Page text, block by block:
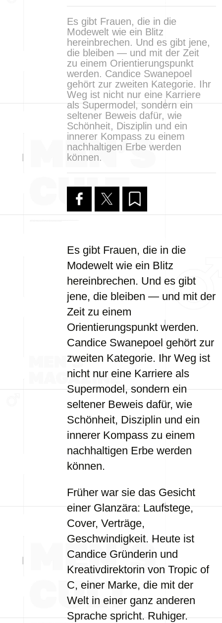
Es gibt Frauen, die in die
Modewelt wie ein Blitz
hereinbrechen. Und es gibt jene,
die bleiben — und mit der Zeit
zu einem Orientierungspunkt
werden. Candice Swanepoel
gehört zur zweiten Kategorie. Ihr
Weg ist nicht nur eine Karriere
als Supermodel, sondern ein
seltener Beweis dafür, wie
Schönheit, Disziplin und ein
innerer Kompass zu einem
nachhaltigen Erbe werden
können.
Es gibt Frauen, die in die
Modewelt wie ein Blitz
hereinbrechen. Und es gibt
jene, die bleiben — und mit der
Zeit zu einem
Orientierungspunkt werden.
Candice Swanepoel gehört zur
zweiten Kategorie. Ihr Weg ist
nicht nur eine Karriere als
Supermodel, sondern ein
seltener Beweis dafür, wie
Schönheit, Disziplin und ein
innerer Kompass zu einem
nachhaltigen Erbe werden
können.
Früher war sie das Gesicht
einer Glanzära: Laufstege,
Cover, Verträge,
Geschwindigkeit. Heute ist
Candice Gründerin und
Kreativdirektorin von Tropic of
C, einer Marke, die mit der
Welt in einer ganz anderen
Sprache spricht. Ruhiger.